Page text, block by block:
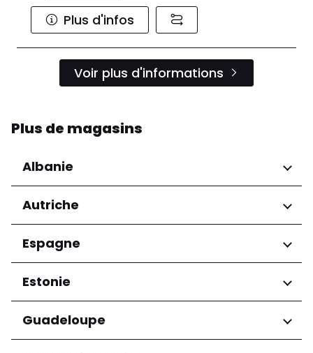
Plus d'infos
Voir plus d'informations
Plus de magasins
Albanie
Régions
Préfecture de Tirana
Autriche
Régions
Niederösterreich
Salzburg
Wien
Espagne
Régions
Andalucía
Estonie
Régions
Harju maakond
Guadeloupe